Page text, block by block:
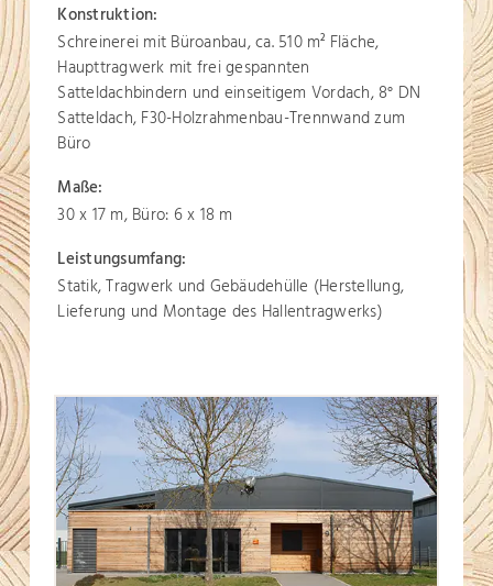
Konstruktion:
Schreinerei mit Büroanbau, ca. 510 m2 Fläche,
Haupttragwerk mit frei gespannten
Satteldachbindern und einseitigem Vordach, 8° DN
Satteldach, F30-Holzrahmenbau-Trennwand zum
Büro
Maße:
30 x 17 m, Büro: 6 x 18 m
Leistungsumfang:
Statik, Tragwerk und Gebäudehülle (Herstellung,
Lieferung und Montage des Hallentragwerks)